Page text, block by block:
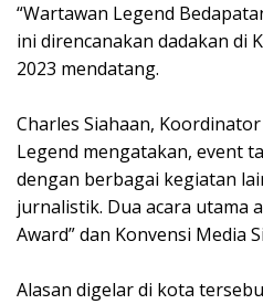
“Wartawan Legend
ini direncanakan dadakan di
2023 mendatang.
Charles Siahaan,
Legend mengatakan, event
dengan berbagai kegiatan
jurnalistik. Dua acara utama
Award” dan Konvensi Media
Alasan digelar di kota